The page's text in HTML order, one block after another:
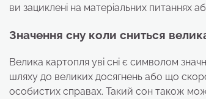
ви зациклені на матеріальних питаннях
Значення сну коли сниться
Велика картопля уві сні є символом
шляху до великих досягнень або що
особистих справах. Такий сон також